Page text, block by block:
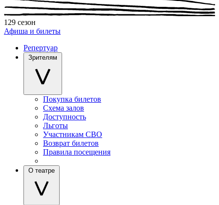
129 сезон
Афиша и билеты
Репертуар
Зрителям
Покупка билетов
Схема залов
Доступность
Льготы
Участникам СВО
Возврат билетов
Правила посещения
О театре